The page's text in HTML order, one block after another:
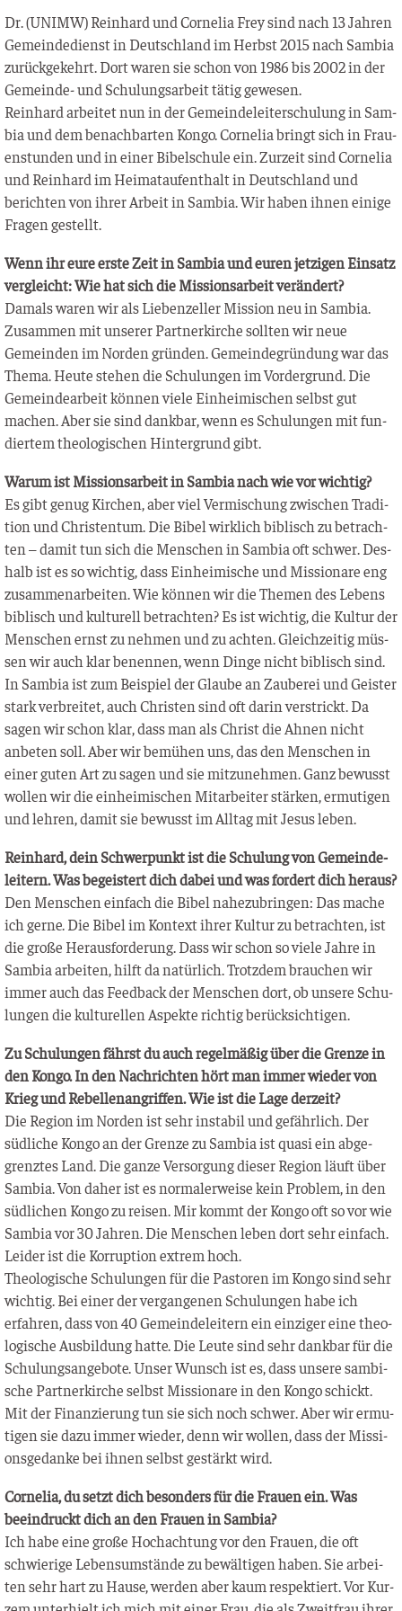
Dr. (UNIMW) Rein­hard und Cor­ne­lia Frey sind nach 13 Jah­ren
Gemein­de­dienst in Deutsch­land im Herbst 2015 nach Sam­bia
zurück­ge­kehrt. Dort waren sie schon von 1986 bis 2002 in der
Gemein­de- und Schu­lungs­ar­beit tätig gewesen.
Rein­hard arbei­tet nun in der Gemein­de­lei­ter­schu­lung in Sam­
bia und dem benach­bar­ten Kon­go. Cor­ne­lia bringt sich in Frau­
en­stun­den und in einer Bibel­schu­le ein. Zur­zeit sind Cor­ne­lia
und Rein­hard im Hei­mat­auf­ent­halt in Deutsch­land und
berich­ten von ihrer Arbeit in Sam­bia. Wir haben ihnen eini­ge
Fra­gen gestellt.
Wenn ihr eure ers­te Zeit in Sam­bia und euren jet­zi­gen Ein­satz
ver­gleicht: Wie hat sich die Mis­si­ons­ar­beit verändert?
Damals waren wir als Lie­ben­zel­ler Mis­si­on neu in Sam­bia.
Zusam­men mit unse­rer Part­ner­kir­che soll­ten wir neue
Gemein­den im Nor­den grün­den. Gemein­de­grün­dung war das
The­ma. Heu­te ste­hen die Schu­lun­gen im Vor­der­grund. Die
Gemein­de­ar­beit kön­nen vie­le Ein­hei­mi­schen selbst gut
machen. Aber sie sind dank­bar, wenn es Schu­lun­gen mit fun­
dier­tem theo­lo­gi­schen Hin­ter­grund gibt.
War­um ist Mis­si­ons­ar­beit in Sam­bia nach wie vor wichtig?
Es gibt genug Kir­chen, aber viel Ver­mi­schung zwi­schen Tra­di­
ti­on und Chris­ten­tum. Die Bibel wirk­lich biblisch zu betrach­
ten – damit tun sich die Men­schen in Sam­bia oft schwer. Des­
halb ist es so wich­tig, dass Ein­hei­mi­sche und Mis­sio­na­re eng
zusam­men­ar­bei­ten. Wie kön­nen wir die The­men des Lebens
biblisch und kul­tu­rell betrach­ten? Es ist wich­tig, die Kul­tur der
Men­schen ernst zu neh­men und zu ach­ten. Gleich­zei­tig müs­
sen wir auch klar benen­nen, wenn Din­ge nicht biblisch sind.
In Sam­bia ist zum Bei­spiel der Glau­be an Zau­be­rei und Geis­ter
stark ver­brei­tet, auch Chris­ten sind oft dar­in ver­strickt. Da
sagen wir schon klar, dass man als Christ die Ahnen nicht
anbe­ten soll. Aber wir bemü­hen uns, das den Men­schen in
einer guten Art zu sagen und sie mit­zu­neh­men. Ganz bewusst
wol­len wir die ein­hei­mi­schen Mit­ar­bei­ter stär­ken, ermu­ti­gen
und leh­ren, damit sie bewusst im All­tag mit Jesus leben.
Rein­hard, dein Schwer­punkt ist die Schu­lung von Gemein­de­
lei­tern. Was begeis­tert dich dabei und was for­dert dich heraus?
Den Men­schen ein­fach die Bibel nahe­zu­brin­gen: Das mache
ich ger­ne. Die Bibel im Kon­text ihrer Kul­tur zu betrach­ten, ist
die gro­ße Her­aus­for­de­rung. Dass wir schon so vie­le Jah­re in
Sam­bia arbei­ten, hilft da natür­lich. Trotz­dem brau­chen wir
immer auch das Feed­back der Men­schen dort, ob unse­re Schu­
lun­gen die kul­tu­rel­len Aspek­te rich­tig berücksichtigen.
Zu Schu­lun­gen fährst du auch regel­mä­ßig über die Gren­ze in
den Kon­go. In den Nach­rich­ten hört man immer wie­der von
Krieg und Rebel­len­an­grif­fen. Wie ist die Lage derzeit?
Die Regi­on im Nor­den ist sehr insta­bil und gefähr­lich. Der
süd­li­che Kon­go an der Gren­ze zu Sam­bia ist qua­si ein abge­
grenz­tes Land. Die gan­ze Ver­sor­gung die­ser Regi­on läuft über
Sam­bia. Von daher ist es nor­ma­ler­wei­se kein Pro­blem, in den
süd­li­chen Kon­go zu rei­sen. Mir kommt der Kon­go oft so vor wie
Sam­bia vor 30 Jah­ren. Die Men­schen leben dort sehr ein­fach.
Lei­der ist die Kor­rup­ti­on extrem hoch.
Theo­lo­gi­sche Schu­lun­gen für die Pas­to­ren im Kon­go sind sehr
wich­tig. Bei einer der ver­gan­ge­nen Schu­lun­gen habe ich
erfah­ren, dass von 40 Gemein­de­lei­tern ein ein­zi­ger eine theo­
lo­gi­sche Aus­bil­dung hat­te. Die Leu­te sind sehr dank­bar für die
Schu­lungs­an­ge­bo­te. Unser Wunsch ist es, dass unse­re sam­bi­
sche Part­ner­kir­che selbst Mis­sio­na­re in den Kon­go schickt.
Mit der Finan­zie­rung tun sie sich noch schwer. Aber wir ermu­
ti­gen sie dazu immer wie­der, denn wir wol­len, dass der Mis­si­
ons­ge­dan­ke bei ihnen selbst gestärkt wird.
Cor­ne­lia, du setzt dich beson­ders für die Frau­en ein. Was
beein­druckt dich an den Frau­en in Sambia?
Ich habe eine gro­ße Hoch­ach­tung vor den Frau­en, die oft
schwie­ri­ge Lebens­um­stän­de zu bewäl­ti­gen haben. Sie arbei­
ten sehr hart zu Hau­se, wer­den aber kaum respek­tiert. Vor Kur­